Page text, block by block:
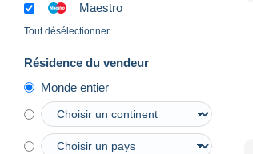
Maestro
Tout désélectionner
Résidence du vendeur
Monde entier